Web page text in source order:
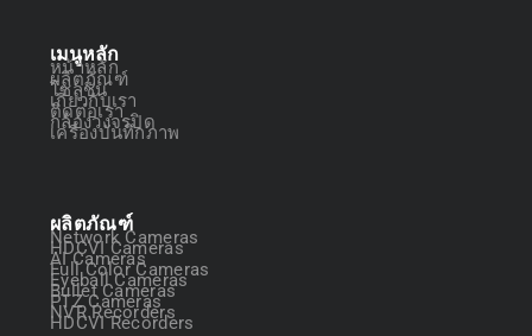
เมนูหลัก
หน้าหลัก
ผลิตภัณฑ์
โซลูชัน
เกี่ยวกับเรา
ติดต่อเรา
กล้องวงจรปิด
เครื่องบันทึกภาพ
ผลิตภัณฑ์
Network Cameras
HDCVI Cameras
AI Cameras
Full Color Cameras
Eyeball Cameras
Bullet Cameras
PTZ Cameras
NVR Recorders
HDCVI Recorders